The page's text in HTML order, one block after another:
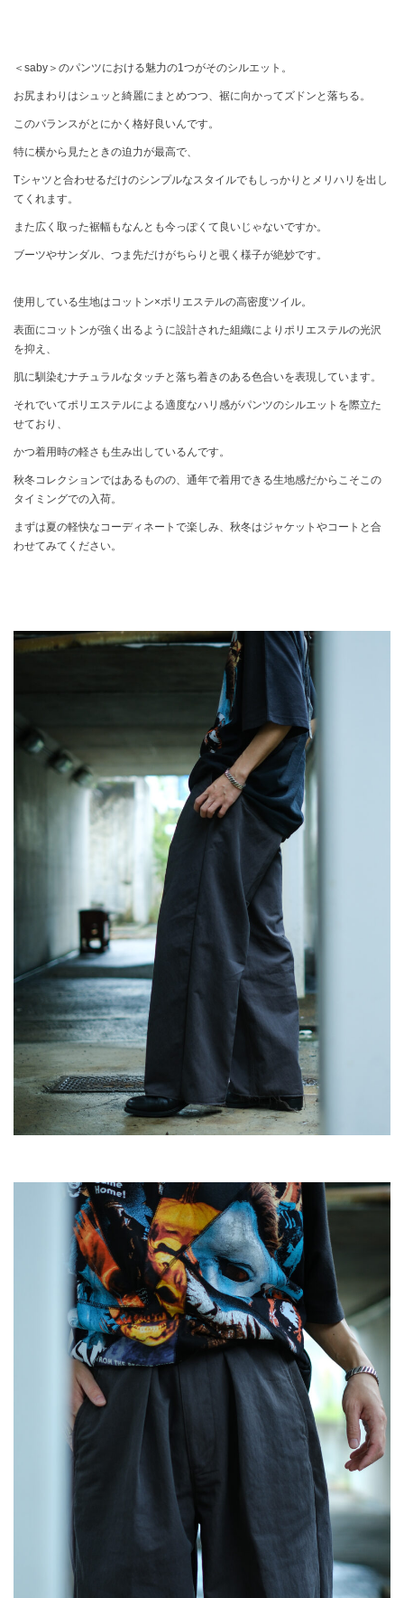
＜saby＞のパンツにおける魅力の1つがそのシルエット。
お尻まわりはシュッと綺麗にまとめつつ、裾に向かってズドンと落ちる。
このバランスがとにかく格好良いんです。
特に横から見たときの迫力が最高で、
Tシャツと合わせるだけのシンプルなスタイルでもしっかりとメリハリを出し
てくれます。
また広く取った裾幅もなんとも今っぽくて良いじゃないですか。
ブーツやサンダル、つま先だけがちらりと覗く様子が絶妙です。
使用している生地はコットン×ポリエステルの高密度ツイル。
表面にコットンが強く出るように設計された組織によりポリエステルの光沢
を抑え、
肌に馴染むナチュラルなタッチと落ち着きのある色合いを表現しています。
それでいてポリエステルによる適度なハリ感がパンツのシルエットを際立た
せており、
かつ着用時の軽さも生み出しているんです。
秋冬コレクションではあるものの、通年で着用できる生地感だからこそこの
タイミングでの入荷。
まずは夏の軽快なコーディネートで楽しみ、秋冬はジャケットやコートと合
わせてみてください。